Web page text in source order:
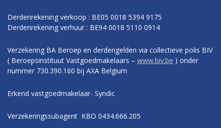
Derdenrekening verkoop : BE05 0018 5394 9175
Derdenrekening verhuur : BE94 0018 5110 0914
Verzekering BA Beroep en derdengelden via collectieve polis BIV
( Beroepsinstituut Vastgoedmakelaars – www.biv.be ) onder
nummer 730.390.160 bij AXA Belgium
Erkend vastgoedmakelaar- Syndic
Verzekeringssubagent KBO 0434.666.205